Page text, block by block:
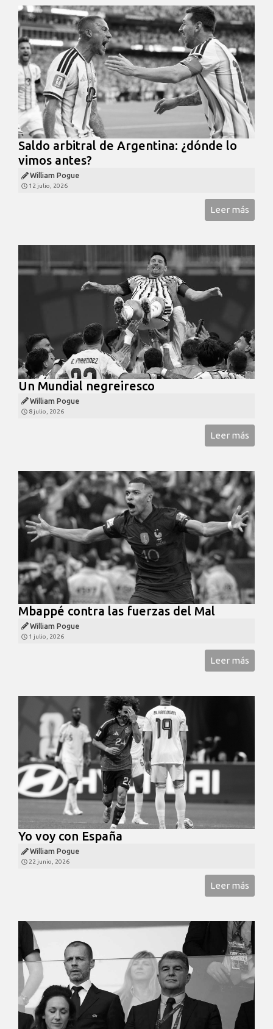
Saldo arbitral de Argentina: ¿dónde lo
vimos antes?
William Pogue
12 julio, 2026
Leer más
Un Mundial negreiresco
William Pogue
8 julio, 2026
Leer más
Mbappé contra las fuerzas del Mal
William Pogue
1 julio, 2026
Leer más
Yo voy con España
William Pogue
22 junio, 2026
Leer más